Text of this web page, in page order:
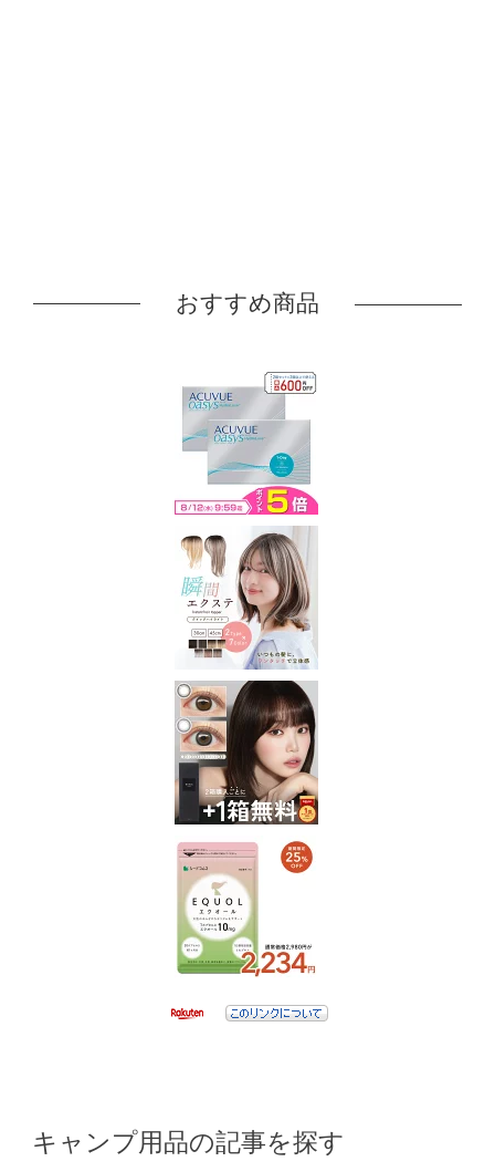
おすすめ商品
キャンプ用品の記事を探す